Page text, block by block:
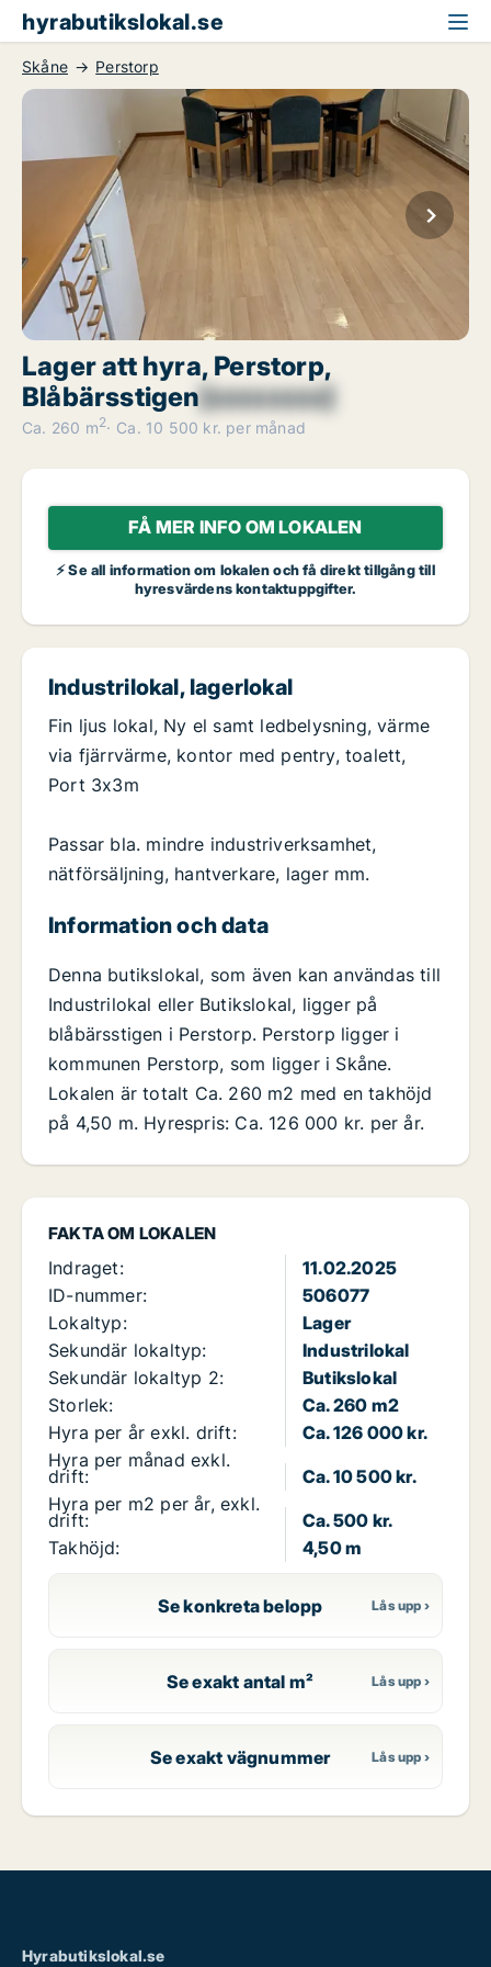
hyrabutikslokal.se
Skåne Perstorp
Lager att hyra, Perstorp,
Blåbärsstigen[xxxxxxxx]
Ca. 260 m2 Ca. 10 500 kr. per månad
FÅ MER INFO OM LOKALEN
⚡ Se all information om lokalen och få direkt tillgång till
hyresvärdens kontaktuppgifter.
FAKTA OM LOKALEN
Indraget:
11.02.2025
ID-nummer:
506077
Lokaltyp:
Lager
Sekundär lokaltyp:
Industrilokal
Sekundär lokaltyp 2:
Butikslokal
Storlek:
Ca. 260 m2
Hyra per år exkl. drift:
Ca. 126 000 kr.
Hyra per månad exkl.
drift:
Ca. 10 500 kr.
Hyra per m2 per år, exkl.
drift:
Ca. 500 kr.
Takhöjd:
4,50 m
Se konkreta belopp
Se exakt antal m²
Se exakt vägnummer
Industrilokal, lagerlokal
Fin ljus lokal, Ny el samt ledbelysning, värme
via fjärrvärme, kontor med pentry, toalett,
Port 3x3m
Passar bla. mindre industriverksamhet,
nätförsäljning, hantverkare, lager mm.
Information och data
Denna butikslokal, som även kan användas till
Industrilokal eller Butikslokal, ligger på
blåbärsstigen i Perstorp. Perstorp ligger i
kommunen Perstorp, som ligger i Skåne.
Lokalen är totalt Ca. 260 m2 med en takhöjd
på 4,50 m. Hyrespris: Ca. 126 000 kr. per år.
Hyrabutikslokal.se